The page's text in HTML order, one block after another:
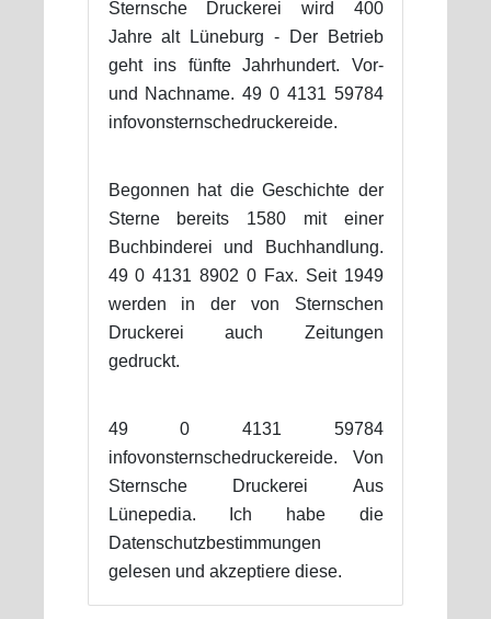
Sternsche Druckerei wird 400
Jahre alt Lüneburg - Der Betrieb
geht ins fünfte Jahrhundert. Vor-
und Nachname. 49 0 4131 59784
infovonsternschedruckereide.
Begonnen hat die Geschichte der
Sterne bereits 1580 mit einer
Buchbinderei und Buchhandlung.
49 0 4131 8902 0 Fax. Seit 1949
werden in der von Sternschen
Druckerei auch Zeitungen
gedruckt.
49 0 4131 59784
infovonsternschedruckereide. Von
Sternsche Druckerei Aus
Lünepedia. Ich habe die
Datenschutzbestimmungen
gelesen und akzeptiere diese.